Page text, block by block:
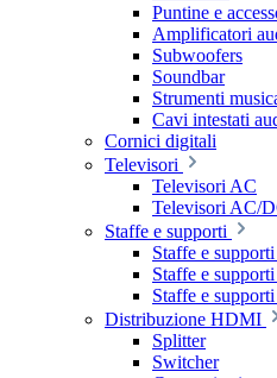
Puntine e
Amplificatori
Subwoofers
Soundbar
Strumenti
Cavi intestati
Cornici digitali
Televisori
Televisori AC
Televisori AC/
Staffe e supporti
Staffe e
Staffe e
Staffe e
Distribuzione HDMI
Splitter
Switcher